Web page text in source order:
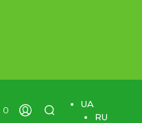
0
UA
RU